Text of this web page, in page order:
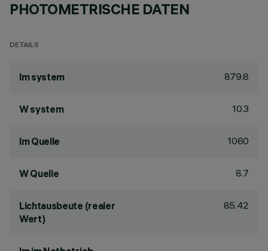
PHOTOMETRISCHE DATEN
DETAILS
lm system 879.8
W system 10.3
lm Quelle 1060
W Quelle 8.7
Lichtausbeute (realer
Wert)
85.42